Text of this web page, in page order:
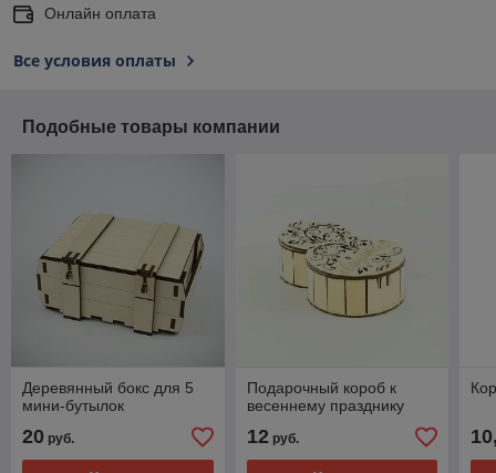
Онлайн оплата
Все условия оплаты
Подобные товары компании
Деревянный бокс для 5
мини-бутылок
20 руб.
Подарочный короб к
весеннему празднику
12руб.